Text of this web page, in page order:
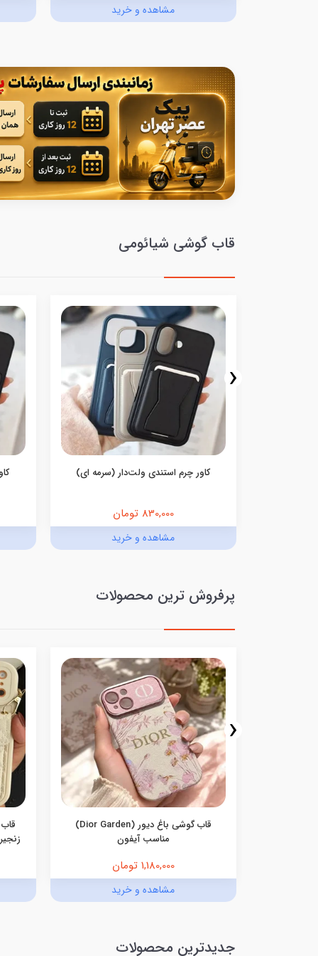
مشاهده و خرید
قاب گوشی شیائومی
کاور چرم استندی ولت‌دار (سرمه ای)
830,000 تومان
مشاهده و خرید
‹
پرفروش ترین محصولات
قاب گوشی باغ دیور (Dior Garden)
مناسب آیفون
1,180,000 تومان
مشاهده و خرید
‹
جدیدترین محصولات